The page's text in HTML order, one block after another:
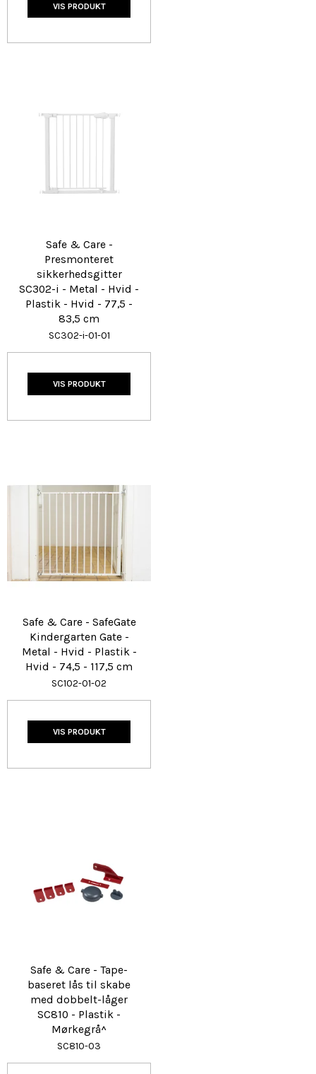
VIS PRODUKT
Safe & Care -
Presmonteret
sikkerhedsgitter
SC302-i - Metal - Hvid -
Plastik - Hvid - 77,5 -
83,5 cm
SC302-i-01-01
VIS PRODUKT
Safe & Care - SafeGate
Kindergarten Gate -
Metal - Hvid - Plastik -
Hvid - 74,5 - 117,5 cm
SC102-01-02
VIS PRODUKT
Safe & Care - Tape-
baseret lås til skabe
med dobbelt-låger
SC810 - Plastik -
Mørkegrå^
SC810-03